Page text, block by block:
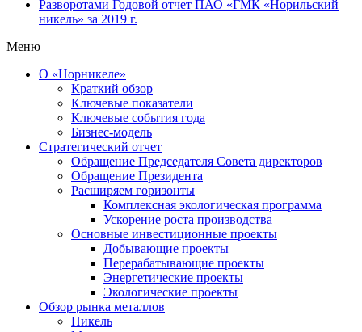
Разворотами Годовой отчет ПАО «ГМК «Норильский
никель» за 2019 г.
Меню
О «Норникеле»
Краткий обзор
Ключевые показатели
Ключевые события года
Бизнес-модель
Стратегический отчет
Обращение Председателя Совета директоров
Обращение Президента
Расширяем горизонты
Комплексная экологическая программа
Ускорение роста производства
Основные инвестиционные проекты
Добывающие проекты
Перерабатывающие проекты
Энергетические проекты
Экологические проекты
Обзор рынка металлов
Никель